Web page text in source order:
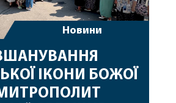
Новини
ІКОНИ БОЖОЇ